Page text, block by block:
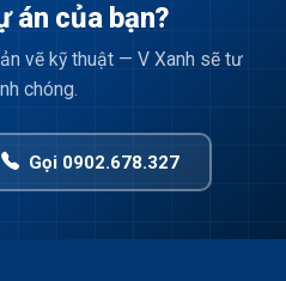
án của bạn?
vẽ kỹ thuật — V Xanh sẽ tư
chóng.
Gọi 0902.678.327